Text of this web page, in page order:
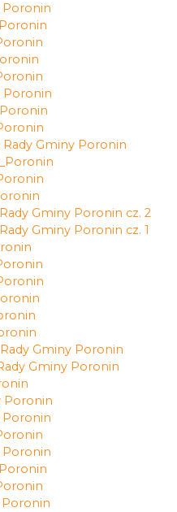
Poronin
Poronin
Poronin
Rady Gminy Poronin
Gminy Poronin cz. 2
Gminy Poronin cz. 1
Gminy Poronin
Gminy Poronin
Poronin
Poronin
Poronin
Poronin